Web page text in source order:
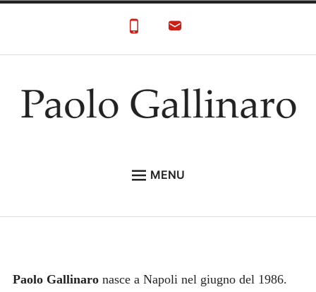
Paolo Gallinaro
MENU
Paolo Gallinaronasce a Napoli nel giugno del 1986.